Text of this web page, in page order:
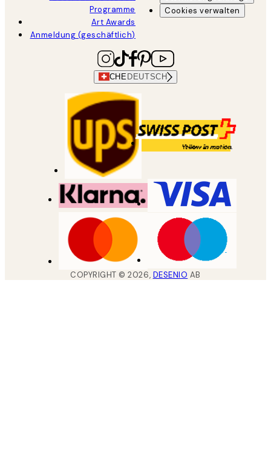
Programme
Art Awards
Anmeldung (geschäftlich)
Cookies verwalten
CHE DEUTSCH
COPYRIGHT ©2026, DESENIO AB